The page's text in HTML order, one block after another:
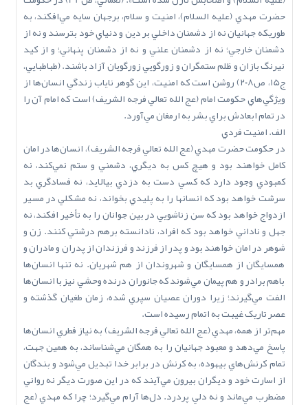
حضرت مهدي (عليه السلام)، امنيت و سلام، برجهان سايه مي‌افکند، به
طوريکه جهانيان نه از دشمنان داخلي بر دين و دنياي خود بترسند و نه از
دشمنان خارجي؛ نه از دشمنان علني و نه از دشمنان پنهاني؛ و از کيد
نيرنگ بازان و ظلم ستمگران و زورگويي زورگويان آزاد باشند. (طباطبايي،
ج15، ص208) روشن است که امنيت، اين گوهر ناياب زندگي انسان‌ها از
ويژگي‌هاي حکومت امام (عج ‌الله‌ تعالي‌ فرجه ‌الشريف) است که امام آن را
در تمام ابعادش براي بشر به ارمغان مي‌آورد.
الف. امنيت فردي
در حکومت حضرت مهدي (عج ‌الله‌ تعالي‌ فرجه ‌الشريف)، انسان‌ها در امان
کامل خواهند بود و هيچ کس به ديگري، دشمني و ستم نمي‌کند، نه
کمبودي وجود دارد که کسي دست به دزدي بيالايد، نه فسادگري بد
سرشت خواهد بود که انسانها را به پليدي بخواند، نه مشکلي در مسير
ازدواج خواهد بود که سن زناشويي در بين جوانان را به تأخير افکند، نه
جهل و ناداني خواهد بود که افراد، نادانسته برهم درشتي کنند. زن و
شوهر در امان خواهند بود و پدر از فرزند و فرزندان از پدران و مادران و
همسايگان از همسايگان و شهروندان از هم شهريان. نه تنها انسان‌ها
باهم برادر و هم پيمان مي‌شوند که جانوران درنده وحشي نيز با انسان‌ها
الفت مي‌گيرند؛ زيرا دوران عصيان سپري شده، زمان طغيان گذشته و
عصر تاريک غيبت به اتمام رسيده است.
مهم‌تر از همه، مهدي (عج ‌الله‌ تعالي‌ فرجه ‌الشريف) به نياز فطري انسان‌ها
پاسخ مي‌دهد و معبود جهانيان را به همگان مي‌شناساند، به همين جهت،
تمام کرنش‌هاي بيهوده، به کرنش در برابر خدا تبديل مي‌شود و بندگان
از اسارت خود و ديگران بيرون مي‌آيند که در اين صورت ديگر نه رواني
مضطرب مي‌ماند و نه دلي پردرد. دل‌ها آرام مي‌گيرد؛ چرا که مهدي (عج